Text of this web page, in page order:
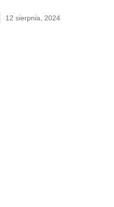
12 sierpnia, 2024